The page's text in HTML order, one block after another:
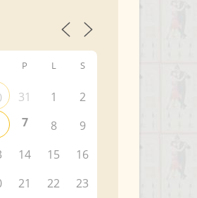
P L S
31 1
2
7 8
9
14 15
16
21 22
23